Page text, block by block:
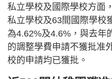
私立學校及國際學校方面
私立學校及63間國際學校
為4.62%及4.6%，與去年
的調整學費申請不獲批准
校的申請均已獲批。